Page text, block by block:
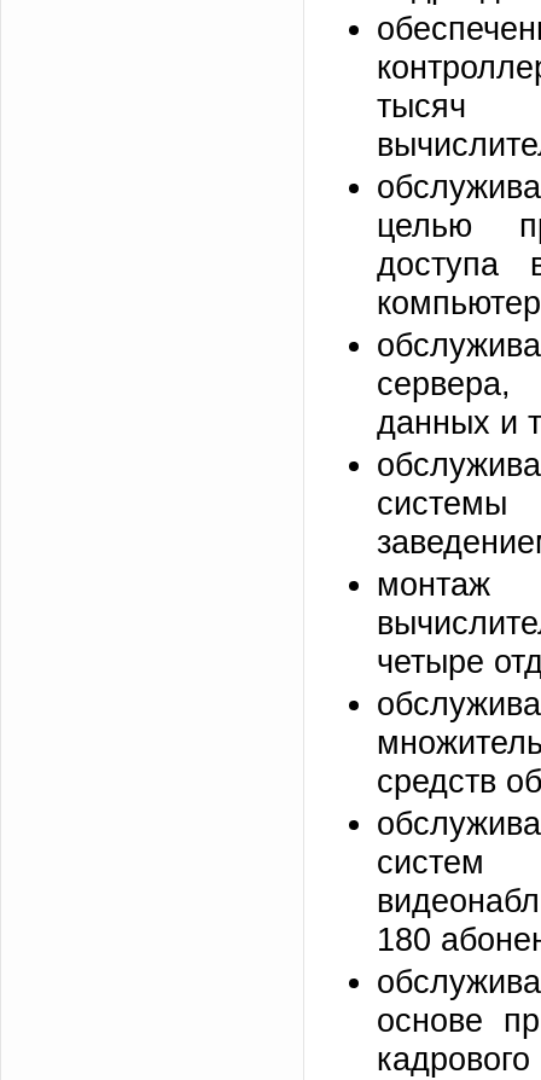
тысяч
целью
данных и
четыре
средств
систем
180
основе